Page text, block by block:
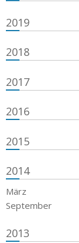
2019
2018
2017
2016
2015
2014
März
September
2013